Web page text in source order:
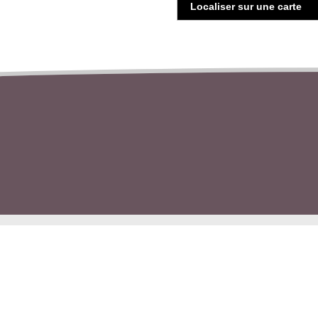
Localiser sur une carte